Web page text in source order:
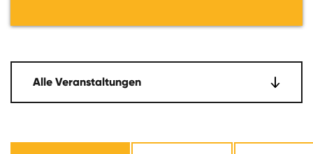
Alle Veranstaltungen